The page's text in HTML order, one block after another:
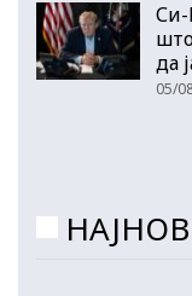
Си-
да
05/